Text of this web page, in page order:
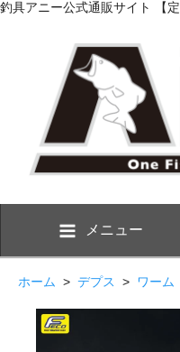
釣具アニー公式通販サイト 【
メニュー
ホーム > デプス > ワーム